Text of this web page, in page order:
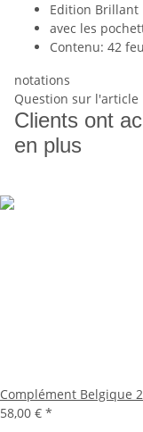
Edition Brillant
avec les
Contenu: 42
notations
Question sur l'article
Clients ont
en plus
Complément Belgique
58,00 € *